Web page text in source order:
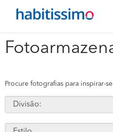
Procure fotografias para inspirar-se